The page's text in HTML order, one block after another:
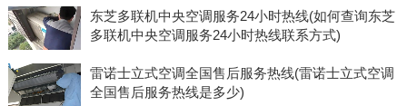
东芝多联机中央空调服务24小时热线(如何查询东芝
多联机中央空调服务24小时热线联系方式)
雷诺士立式空调全国售后服务热线(雷诺士立式空调
全国售后服务热线是多少)